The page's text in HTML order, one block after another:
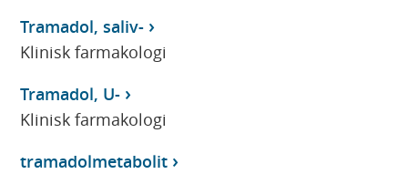
Tramadol, saliv-
Klinisk farmakologi
Tramadol, U-
Klinisk farmakologi
tramadolmetabolit